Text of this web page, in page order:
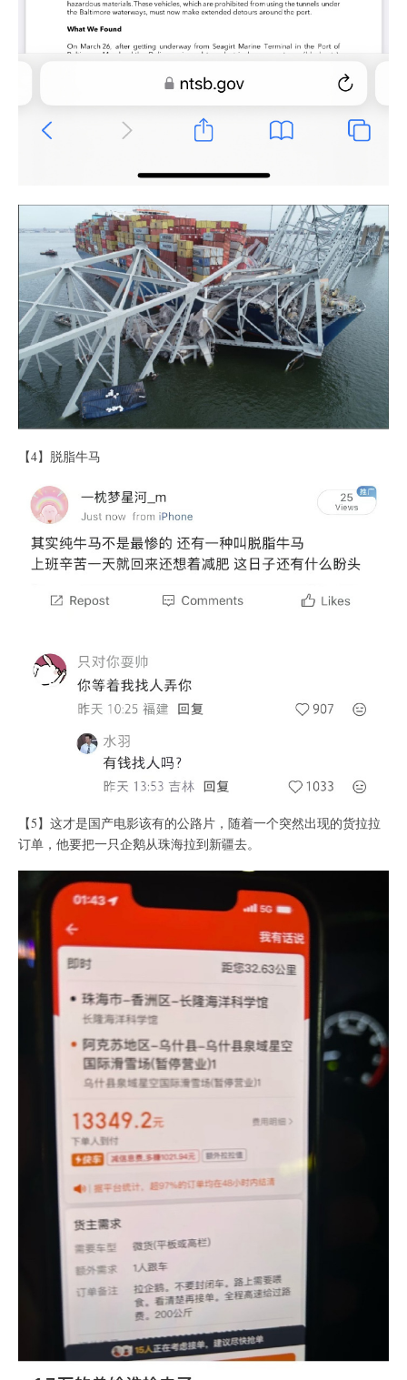
【4】脱脂牛马
【5】这才是国产电影该有的公路片，随着一个突然出现的货拉拉
订单，他要把一只企鹅从珠海拉到新疆去。